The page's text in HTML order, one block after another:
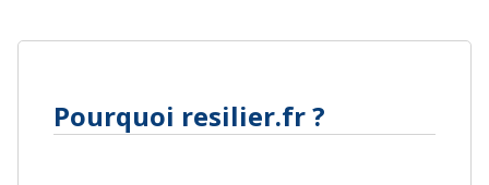
Pourquoi resilier.fr ?